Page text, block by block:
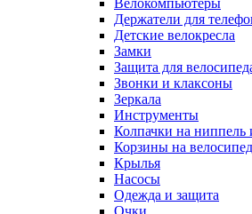
Велокомпьютеры
Держатели для
Детские велокресла
Замки
Защита для
Звонки и клаксоны
Зеркала
Инструменты
Колпачки на ниппель
Корзины на велосипед
Крылья
Насосы
Одежда и защита
Очки